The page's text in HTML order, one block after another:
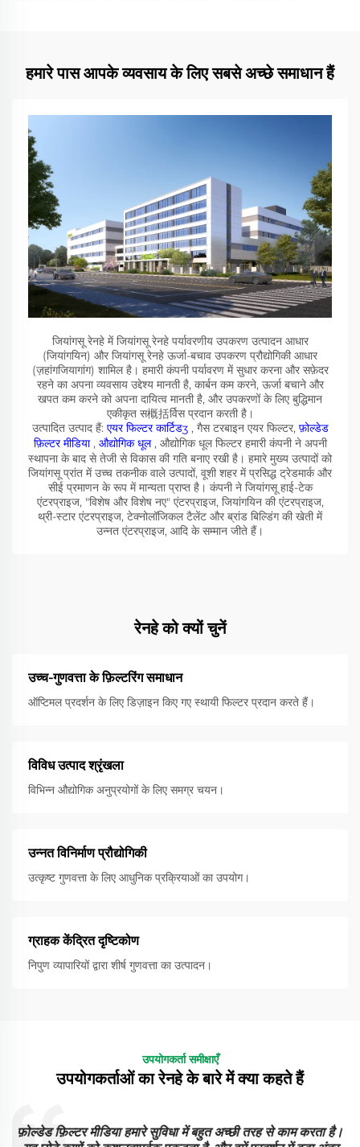
हमारे पास आपके व्यवसाय के लिए सबसे अच्छे समाधान हैं
जियांगसू रेनहे में जियांगसू रेनहे पर्यावरणीय उपकरण उत्पादन आधार
(जियांगयिन) और जियांगसू रेनहे ऊर्जा-बचाव उपकरण प्रौद्योगिकी आधार
(ज़हांगजियागांग) शामिल है। हमारी कंपनी पर्यावरण में सुधार करना और सफ़ेदर
रहने का अपना व्यवसाय उद्देश्य मानती है, कार्बन कम करने, ऊर्जा बचाने और
खपत कम करने को अपना दायित्व मानती है, और उपकरणों के लिए बुद्धिमान
एकीकृत स概括र्विस प्रदान करती है।
उत्पादित उत्पाद हैं: एयर फिल्टर कार्टिडʒ , गैस टरबाइन एयर फिल्टर, फ़ोल्डेड
फ़िल्टर मीडिया , औद्योगिक धूल , औद्योगिक धूल फिल्टर हमारी कंपनी ने अपनी
स्थापना के बाद से तेजी से विकास की गति बनाए रखी है। हमारे मुख्य उत्पादों को
जियांगसू प्रांत में उच्च तकनीक वाले उत्पादों, वूशी शहर में प्रसिद्ध ट्रेडमार्क और
सीई प्रमाणन के रूप में मान्यता प्राप्त है। कंपनी ने जियांगसू हाई-टेक
एंटरप्राइज, "विशेष और विशेष नए" एंटरप्राइज, जियांगयिन की एंटरप्राइज,
थ्री-स्टार एंटरप्राइज, टेक्नोलॉजिकल टैलेंट और ब्रांड बिल्डिंग की खेती में
उन्नत एंटरप्राइज, आदि के सम्मान जीते हैं।
रेनहे को क्यों चुनें
उच्च-गुणवत्ता के फ़िल्टरिंग समाधान
ऑप्टिमल प्रदर्शन के लिए डिज़ाइन किए गए स्थायी फिल्टर प्रदान करते हैं।
विविध उत्पाद श्रृंखला
विभिन्न औद्योगिक अनुप्रयोगों के लिए समग्र चयन।
उन्नत विनिर्माण प्रौद्योगिकी
उत्कृष्ट गुणवत्ता के लिए आधुनिक प्रक्रियाओं का उपयोग।
ग्राहक केंद्रित दृष्टिकोण
निपुण व्यापारियों द्वारा शीर्ष गुणवत्ता का उत्पादन।
उपयोगकर्ता समीक्षाएँ
उपयोगकर्ताओं का रेनहे के बारे में क्या कहते हैं
फ़ोल्डेड फ़िल्टर मीडिया हमारे सुविधा में बहुत अच्छी तरह से काम करता है।